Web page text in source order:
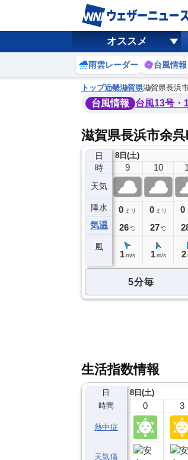
オススメ
雨雲レーダー 台風情報
トップ近畿滋賀県滋賀県長浜
台風情報 台風13号・
滋賀県長浜市余
日
時
天気
降水
気温
風
8日(土)
8
0ミリ
25℃
9
0 ミリ
26℃
1 m/s
10
0 ミリ
27℃
1 m/s
0
2
5分毎
生活指数情報
日
時間
熱中症
天気痛
8日(土)
0 3